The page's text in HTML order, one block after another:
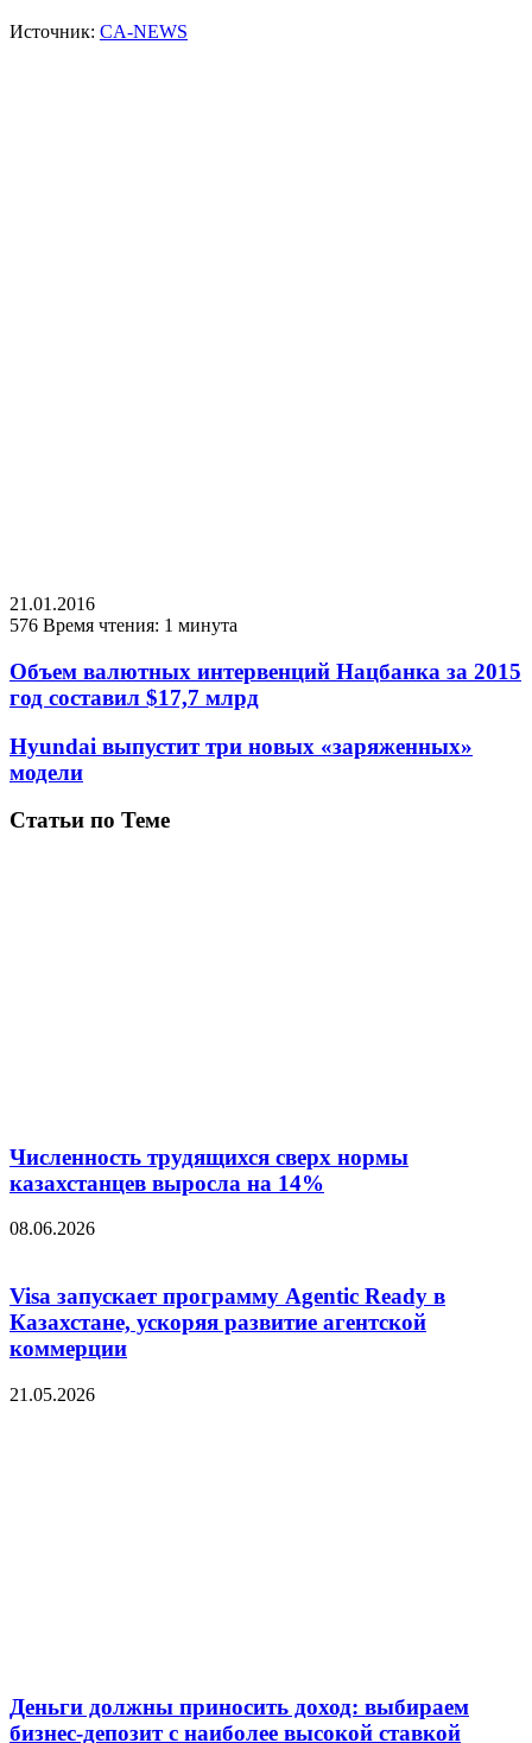
Источник: CA-NEWS
21.01.2016
576 Время чтения: 1 минута
Объем валютных интервенций Нацбанка за 2015
год составил $17,7 млрд
Hyundai выпустит три новых «заряженных»
модели
Статьи по Теме
Численность трудящихся сверх нормы
казахстанцев выросла на 14%
08.06.2026
Visa запускает программу Agentic Ready в
Казахстане, ускоряя развитие агентской
коммерции
21.05.2026
Деньги должны приносить доход: выбираем
бизнес-депозит с наиболее высокой ставкой